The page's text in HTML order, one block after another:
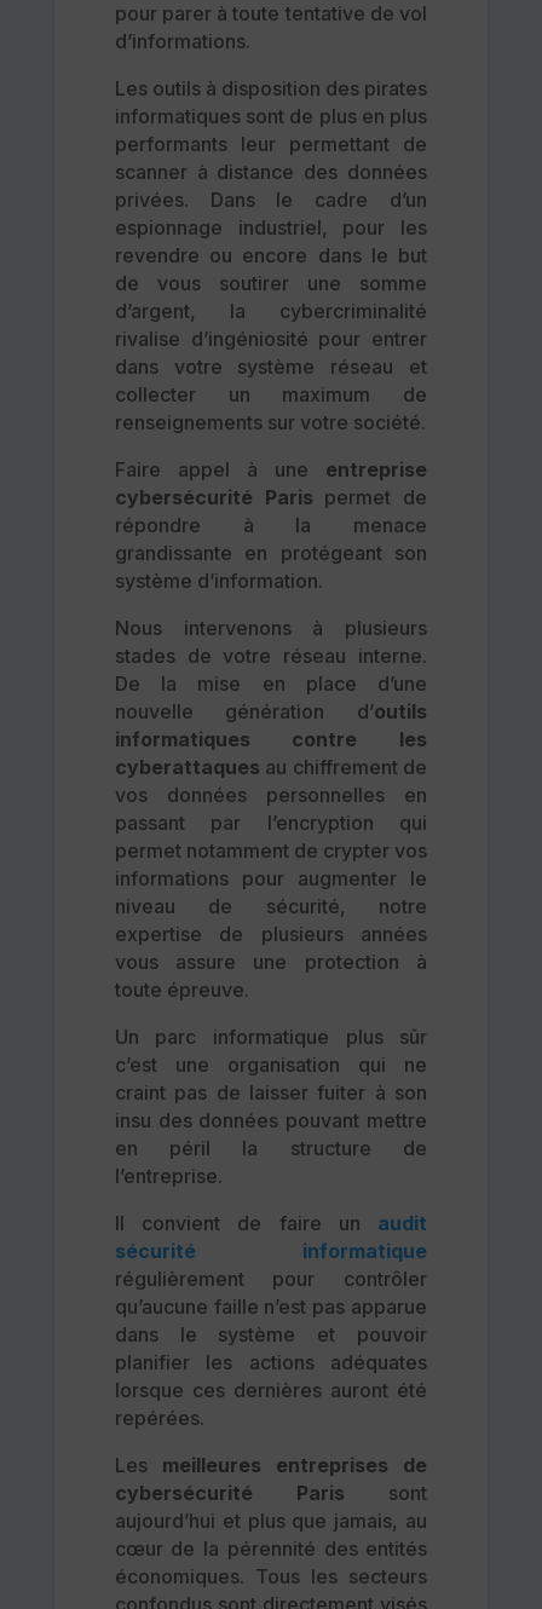
pour parer à toute tentative de vol
d’informations.
Les outils à disposition des pirates
informatiques sont de plus en plus
performants leur permettant de
scanner à distance des données
privées. Dans le cadre d’un
espionnage industriel, pour les
revendre ou encore dans le but
de vous soutirer une somme
d’argent, la cybercriminalité
rivalise d’ingéniosité pour entrer
dans votre système réseau et
collecter un maximum de
renseignements sur votre société.
Faire appel à une entreprise
cybersécurité Paris permet de
répondre à la menace
grandissante en protégeant son
système d’information.
Nous intervenons à plusieurs
stades de votre réseau interne.
De la mise en place d’une
nouvelle génération d’outils
informatiques contre les
cyberattaques au chiffrement de
vos données personnelles en
passant par l’encryption qui
permet notamment de crypter vos
informations pour augmenter le
niveau de sécurité, notre
expertise de plusieurs années
vous assure une protection à
toute épreuve.
Un parc informatique plus sûr
c’est une organisation qui ne
craint pas de laisser fuiter à son
insu des données pouvant mettre
en péril la structure de
l’entreprise.
Il convient de faire un audit
sécurité informatique
régulièrement pour contrôler
qu’aucune faille n’est pas apparue
dans le système et pouvoir
planifier les actions adéquates
lorsque ces dernières auront été
repérées.
Les meilleures entreprises de
cybersécurité Paris sont
aujourd’hui et plus que jamais, au
cœur de la pérennité des entités
économiques. Tous les secteurs